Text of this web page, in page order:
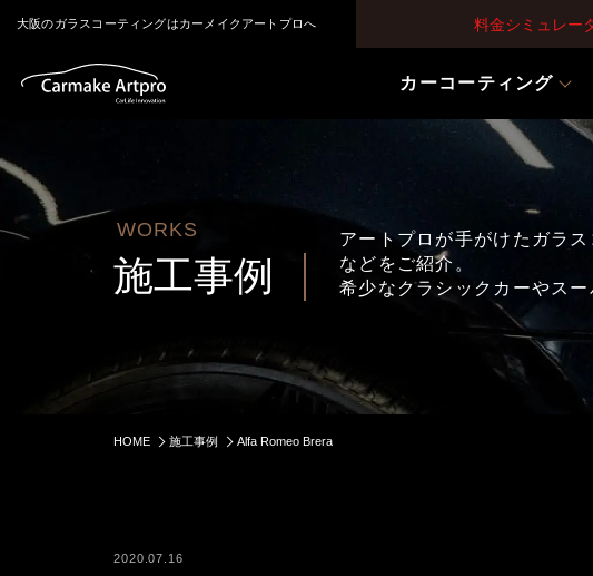
大阪のガラスコーティングはカーメイクアートプロへ 料金シミュレー
カーコーティング
WORKS
施工事例
アートプロが手がけたガラ
などをご紹介。
希少なクラシックカーやス
HOME 施工事例 Alfa Romeo Brera
2020.07.16